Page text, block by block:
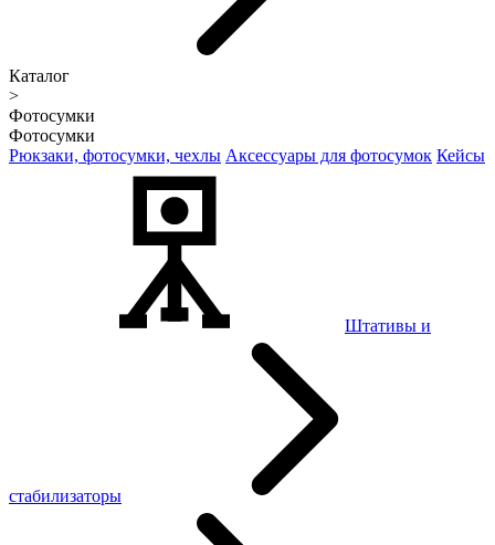
Каталог
>
Фотосумки
Фотосумки
Рюкзаки, фотосумки, чехлы Аксессуары для фотосумок Кейсы
Штативы и
стабилизаторы